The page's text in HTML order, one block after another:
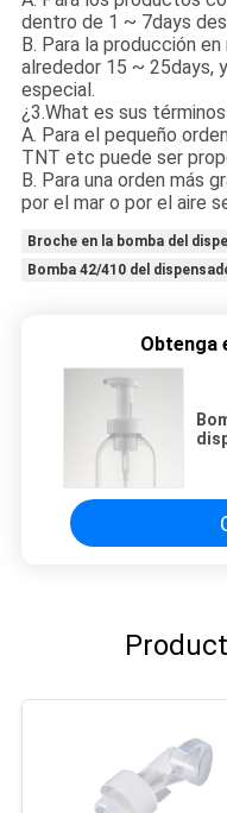
dentro de 1 ~ 7days
B. Para la producción
alrededor 15 ~ 25days,
especial.
¿3.What es sus
A. Para el pequeño
TNT etc puede ser
B. Para una orden más
por el mar o por el aire
Broche en la bomba del
Bomba 42/410 del
Obtenga